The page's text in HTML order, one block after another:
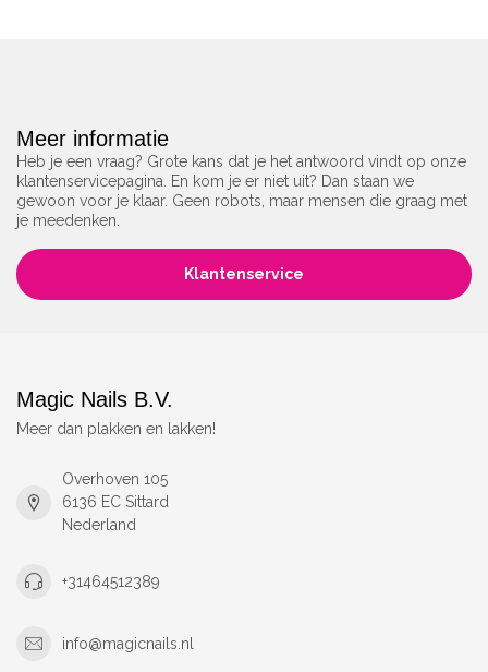
Meer informatie
Heb je een vraag? Grote kans dat je het antwoord vindt op onze
klantenservicepagina. En kom je er niet uit? Dan staan we
gewoon voor je klaar. Geen robots, maar mensen die graag met
je meedenken.
Klantenservice
Magic Nails B.V.
Meer dan plakken en lakken!
Overhoven 105
6136 EC Sittard
Nederland
+31464512389
info@magicnails.nl